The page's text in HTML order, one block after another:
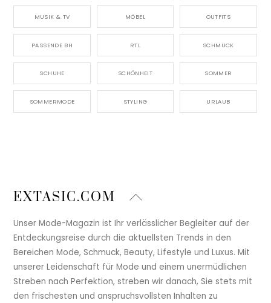
MUSIK & TV MÖBEL OUTFITS
PASSENDE BH RTL SCHMUCK
SCHUHE SCHÖNHEIT SOMMER
SOMMERMODE STYLING URLAUB
Back
Top
EXTASIC.COM
Unser Mode-Magazin ist Ihr verlässlicher Begleiter auf der
Entdeckungsreise durch die aktuellsten Trends in den
Bereichen Mode, Schmuck, Beauty, Lifestyle und Luxus. Mit
unserer Leidenschaft für Mode und einem unermüdlichen
Streben nach Perfektion, streben wir danach, Sie stets mit
den frischesten und anspruchsvollsten Inhalten zu